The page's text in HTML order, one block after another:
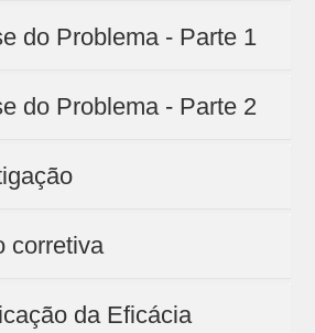
do Problema - Parte 1
do Problema - Parte 2
corretiva
da Eficácia